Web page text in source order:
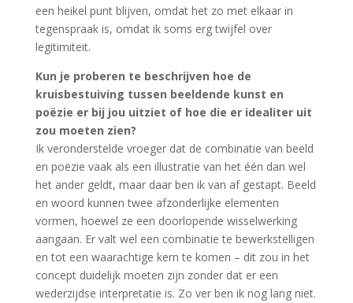
een heikel punt blijven, omdat het zo met elkaar in
tegenspraak is, omdat ik soms erg twijfel over
legitimiteit.
Kun je proberen te beschrijven hoe de
kruisbestuiving tussen beeldende kunst en
poëzie er bij jou uitziet of hoe die er idealiter uit
zou moeten zien?
Ik veronderstelde vroeger dat de combinatie van beeld
en poëzie vaak als een illustratie van het één dan wel
het ander geldt, maar daar ben ik van af gestapt. Beeld
en woord kunnen twee afzonderlijke elementen
vormen, hoewel ze een doorlopende wisselwerking
aangaan. Er valt wel een combinatie te bewerkstelligen
en tot een waarachtige kern te komen – dit zou in het
concept duidelijk moeten zijn zonder dat er een
wederzijdse interpretatie is. Zo ver ben ik nog lang niet.